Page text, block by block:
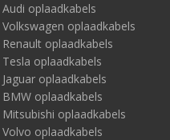
Audi oplaadkabels
Volkswagen oplaadkabels
Renault oplaadkabels
Tesla oplaadkabels
Jaguar oplaadkabels
BMW oplaadkabels
Mitsubishi oplaadkabels
Volvo oplaadkabels